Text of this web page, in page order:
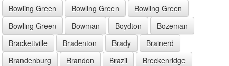
Bowling Green
Bowling Green
Bowling Green
Bowling Green
Bowman Boydton
Bozeman
Brackettville
Bradenton Brady
Brainerd
Brandenburg
Brandon Brazil
Breckenridge